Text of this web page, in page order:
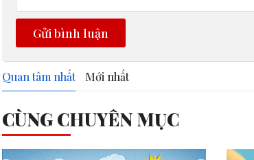
Gửi bình luận
Quan tâm nhất Mới nhất
CÙNG CHUYÊN MỤC